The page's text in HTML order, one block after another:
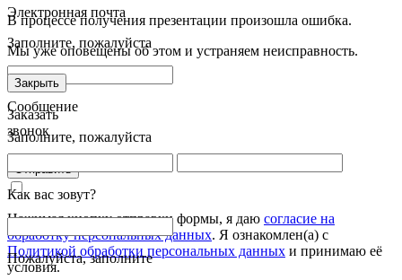
Электронная почта
Заполните, пожалуйста
Сообщение
Заполните, пожалуйста
Отправить
Нажимая кнопку отправки формы, я даю согласие на
обработку персональных данных. Я ознакомлен(а) с
Политикой обработки персональных данных и принимаю её
условия.
В процессе получения презентации произошла ошибка.
Мы уже оповещены об этом и устраняем неисправность.
Закрыть
Заказать
звонок
Как вас зовут?
Пожалуйста, заполните